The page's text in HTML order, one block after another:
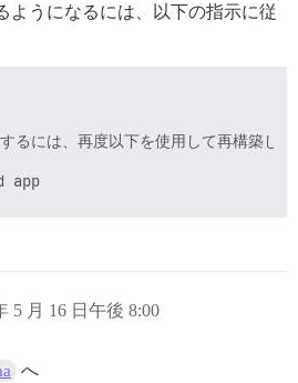
ようになるには、以下の指示に従
るには、再度以下を使用して再構築し
5 月 16 日午後 8:00
へ